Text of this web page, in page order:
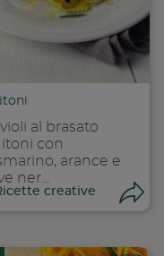
su
link
al brasato
con
arance e
ner...
creative